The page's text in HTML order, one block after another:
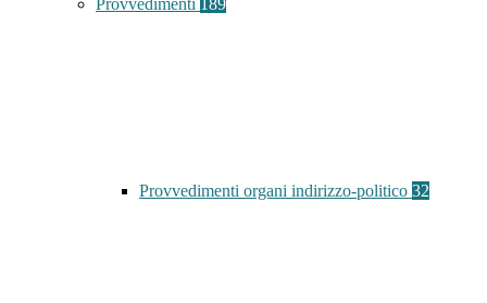
Provvedimenti 189
Provvedimenti organi indirizzo-politico 32